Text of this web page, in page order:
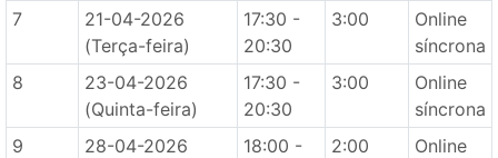
7
21-04-2026
(Terça-feira)
17:30 -
20:30
3:00
Online
síncrona
8
23-04-2026
(Quinta-feira)
17:30 -
20:30
3:00
Online
síncrona
9
28-04-2026
18:00 -
2:00
Online